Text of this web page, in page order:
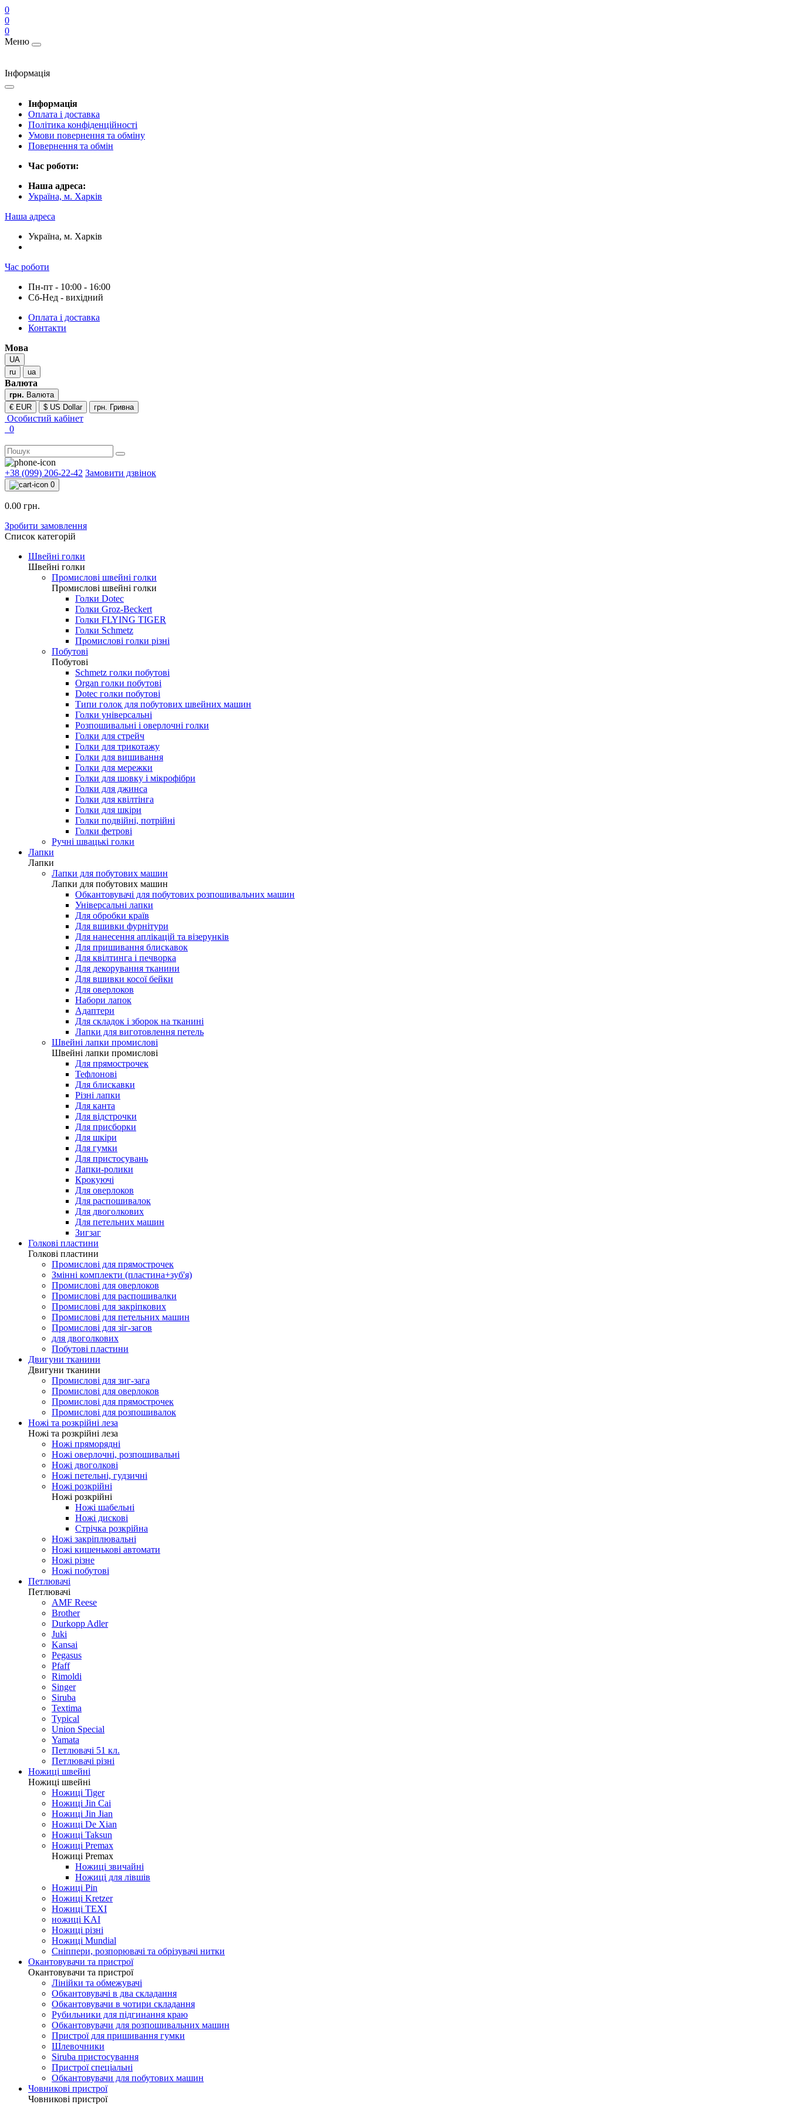
0
0
0
Меню
Інформація
Інформація
Оплата і доставка
Політика конфіденційності
Умови повернення та обміну
Повернення та обмін
Час роботи:
Наша адреса:
Україна, м. Харків
Наша адреса
Україна, м. Харків
Час роботи
Пн-пт - 10:00 - 16:00
Сб-Нед - вихідний
Оплата і доставка
Контакти
Мова
UA
ru
ua
Валюта
грн. Валюта
€ EUR
$ US Dollar грн. Гривна
Особистий кабінет
0
+38 (099) 206-22-42
0.00 грн.
Зробити замовлення
Список категорій
Швейні голки
Швейні голки
Промислові швейні голки
Промислові швейні голки
Голки Dotec
Голки Groz-Beckert
Голки FLYING TIGER
Голки Schmetz
Промислові голки різні
Побутові
Побутові
Schmetz голки побутові
Organ голки побутові
Dotec голки побутові
Типи голок для побутових швейних машин
Голки універсальні
Розпошивальні і оверлочні голки
Голки для стрейч
Голки для трикотажу
Голки для вишивання
Голки для мережки
Голки для шовку і мікрофібри
Голки для джинса
Голки для квілтінга
Голки для шкіри
Ручні швацькі голки
Лапки
Лапки для побутових машин
Лапки для побутових машин
Обкантовувачі для побутових розпошивальних машин
Універсальні лапки
Для обробки країв
Для вшивки фурнітури
Для нанесення аплікацій та візерунків
Для пришивання блискавок
Для квілтинга і печворка
Для декорування тканини
Для вшивки косої бейки
Для оверлоков
Набори лапок
Адаптери
Для складок і зборок на тканині
Лапки для виготовлення петель
Швейні лапки промислові
Швейні лапки промислові
Для прямострочек
Тефлонові
Для блискавки
Різні лапки
Для канта
Для відстрочки
Для присборки
Для шкіри
Для гумки
Для пристосувань
Лапки-ролики
Крокуючі
Для оверлоков
Для распошивалок
Для двоголкових
Для петельних машин
Зигзаг
Голкові пластини
Голкові пластини
Промислові для прямострочек
Змінні комплекти (пластина+зуб'я)
Промислові для оверлоков
Промислові для распошивалки
Промислові для закріпкових
Промислові для петельних машин
Промислові для зіг-загов
для двоголкових
Побутові пластини
Двигуни тканини
Двигуни тканини
Промислові для зиг-зага
Промислові для оверлоков
Промислові для прямострочек
Промислові для розпошивалок
Ножі та розкрійні леза
Ножі та розкрійні леза
Ножі пряморядні
Ножі оверлочні, розпошивальні
Ножі двоголкові
Ножі петельні, гудзичні
Ножі розкрійні
Ножі розкрійні
Ножі шабельні
Ножі дискові
Стрічка розкрійна
Ножі закріплювальні
Ножі кишенькові автомати
Ножі різне
Ножі побутові
Петлювачі
Петлювачі
AMF Reese
Brother
Durkopp Adler
Juki
Kansai
Pegasus
Pfaff
Rimoldi
Singer
Siruba
Textima
Typical
Union Special
Yamata
Петлювачі 51 кл.
Петлювачі різні
Ножиці швейні
Ножиці швейні
Ножиці Tiger
Ножиці Jin Cai
Ножиці Jin Jian
Ножиці De Xian
Ножиці Taksun
Ножиці Premax
Ножиці Premax
Ножиці звичайні
Ножиці для лівшів
Ножиці Pin
Ножиці Kretzer
Ножиці TEXI
ножиці KAI
Ножиці різні
Ножиці Mundial
Сніппери, розпорювачі та обрізувачі нитки
Окантовувачи та пристрої
Окантовувачи та пристрої
Лінійки та обмежувачі
Обкантовувачі в два складання
Обкантовувачи в чотири складання
Рубильники для підгинання краю
Обкантовувачи для розпошивальних машин
Пристрої для пришивання гумки
Шлевочники
Siruba пристосування
Пристрої спеціальні